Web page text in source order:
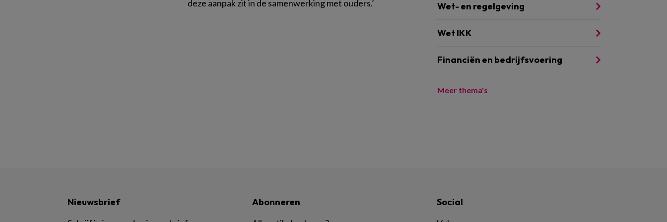
deze aanpak zit in de samenwerking met ouders.’
Wet- en regelgeving
Wet IKK
Financiën en bedrijfsvoering
Meer thema's
Nieuwsbrief Abonneren Social